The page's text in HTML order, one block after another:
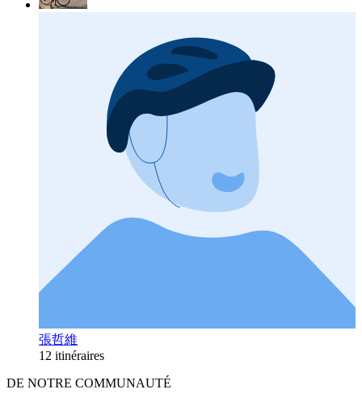
張哲維
12 itinéraires
DE NOTRE COMMUNAUTÉ